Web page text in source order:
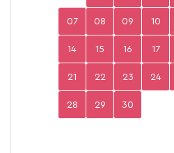
07 08 09 10
14 15 16 17
21 22 23 24
28 29 30